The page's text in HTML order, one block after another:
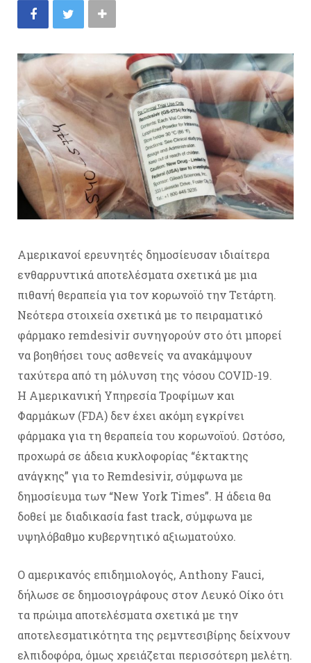
Αμερικανοί ερευνητές δημοσίευσαν ιδιαίτερα
ενθαρρυντικά αποτελέσματα σχετικά με μια
πιθανή θεραπεία για τον κορωνοϊό την Τετάρτη.
Νεότερα στοιχεία σχετικά με το πειραματικό
φάρμακο remdesivir συνηγορούν στο ότι μπορεί
να βοηθήσει τους ασθενείς να ανακάμψουν
ταχύτερα από τη μόλυνση της νόσου COVID-19.
Η Αμερικανική Υπηρεσία Τροφίμων και
Φαρμάκων (FDA) δεν έχει ακόμη εγκρίνει
φάρμακα για τη θεραπεία του κορωνoϊού. Ωστόσο,
προχωρά σε άδεια κυκλοφορίας “έκτακτης
ανάγκης” για το Remdesivir, σύμφωνα με
δημοσίευμα των “New York Times”. Η άδεια θα
δοθεί με διαδικασία fast track, σύμφωνα με
υψηλόβαθμο κυβερνητικό αξιωματούχο.
Ο αμερικανός επιδημιολογός, Anthony Fauci,
δήλωσε σε δημοσιογράφους στον Λευκό Οίκο ότι
τα πρώιμα αποτελέσματα σχετικά με την
αποτελεσματικότητα της ρεμντεσιβίρης δείχνουν
ελπιδοφόρα, όμως χρειάζεται περισσότερη μελέτη.